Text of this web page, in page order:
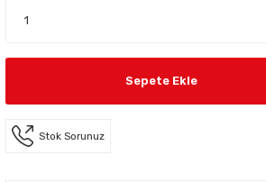
Sepete Ekle
Stok Sorunuz